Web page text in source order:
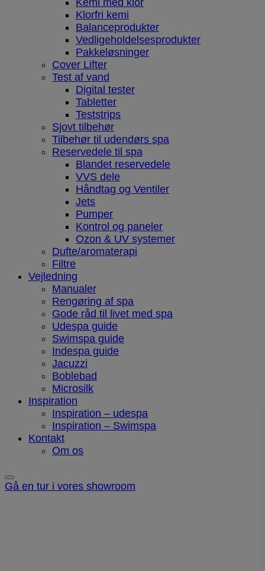
Kemi med klor
Klorfri kemi
Balanceprodukter
Vedligeholdelsesprodukter
Pakkeløsninger
Cover Lifter
Test af vand
Digital tester
Tabletter
Teststrips
Sjovt tilbehør
Tilbehør til udendørs spa
Reservedele til spa
Blandet reservedele
VVS dele
Håndtag og Ventiler
Jets
Pumper
Kontrol og paneler
Ozon & UV systemer
Dufte/aromaterapi
Filtre
Vejledning
Manualer
Rengøring af spa
Gode råd til livet med spa
Udespa guide
Swimspa guide
Indespa guide
Jacuzzi
Boblebad
Microsilk
Inspiration
Inspiration – udespa
Inspiration – Swimspa
Kontakt
Om os
Gå en tur i vores showroom